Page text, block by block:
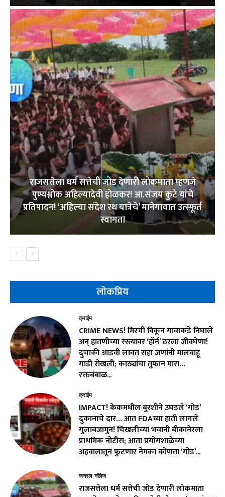
राजसत्तेला धर्म सत्तेची जोड देणारी लोकमाता म्हणजे
पुण्यश्लोक अहिल्यादेवी होळकर! आ.संजय कुटे यांचे
प्रतिपादन! ‘अहिल्या संदेश रथ यात्रेचे’ मानेगावात उत्स्फूर्त
स्वागत!
लोकप्रिय
क्राईम
CRIME NEWS! मिरची विकून गावाकडे निघाले
अन् हातणीच्या रस्त्यावर ‘हॉर्न’ ठरला जीवघेणा!
दुचाकी आडवी लावत सहा जणांनी मालवाहू
गाडी रोखली; काठ्यांचा तुफान मारा…
रक्तबंबाळ...
क्राईम
IMPACT! केकमधील बुरशीने उघडले ‘गोड’
दुकानाचे दार… आत FDAच्या हाती लागले
गुलाबजामुन! चिखलीच्या भवानी बीकानेरला
प्राथमिक नोटीस; आता प्रयोगशाळेच्या
अहवालातून फुटणार नेमका कोणता ‘गोड’...
जनरल नॉलेज
राजसत्तेला धर्म सत्तेची जोड देणारी लोकमाता